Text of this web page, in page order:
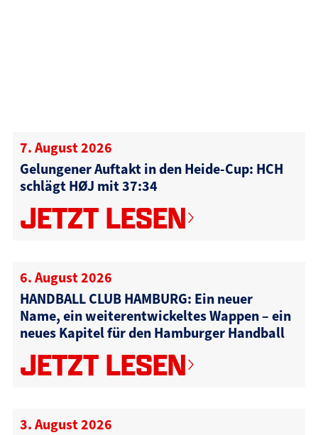
7. August 2026
Gelungener Auftakt in den Heide-Cup: HCH
schlägt HØJ mit 37:34
JETZT LESEN
6. August 2026
HANDBALL CLUB HAMBURG: Ein neuer
Name, ein weiterentwickeltes Wappen – ein
neues Kapitel für den Hamburger Handball
JETZT LESEN
3. August 2026